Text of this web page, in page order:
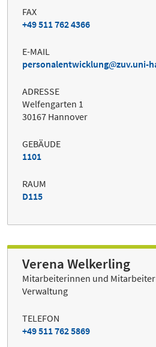
FAX
+49 511 762 4366
E-MAIL
personalentwicklung
zuv.uni-
ADRESSE
Welfengarten 1
30167 Hannover
GEBÄUDE
1101
RAUM
D115
Verena Welkerling
Mitarbeiterinnen und
Verwaltung
TELEFON
+49 511 762 5869